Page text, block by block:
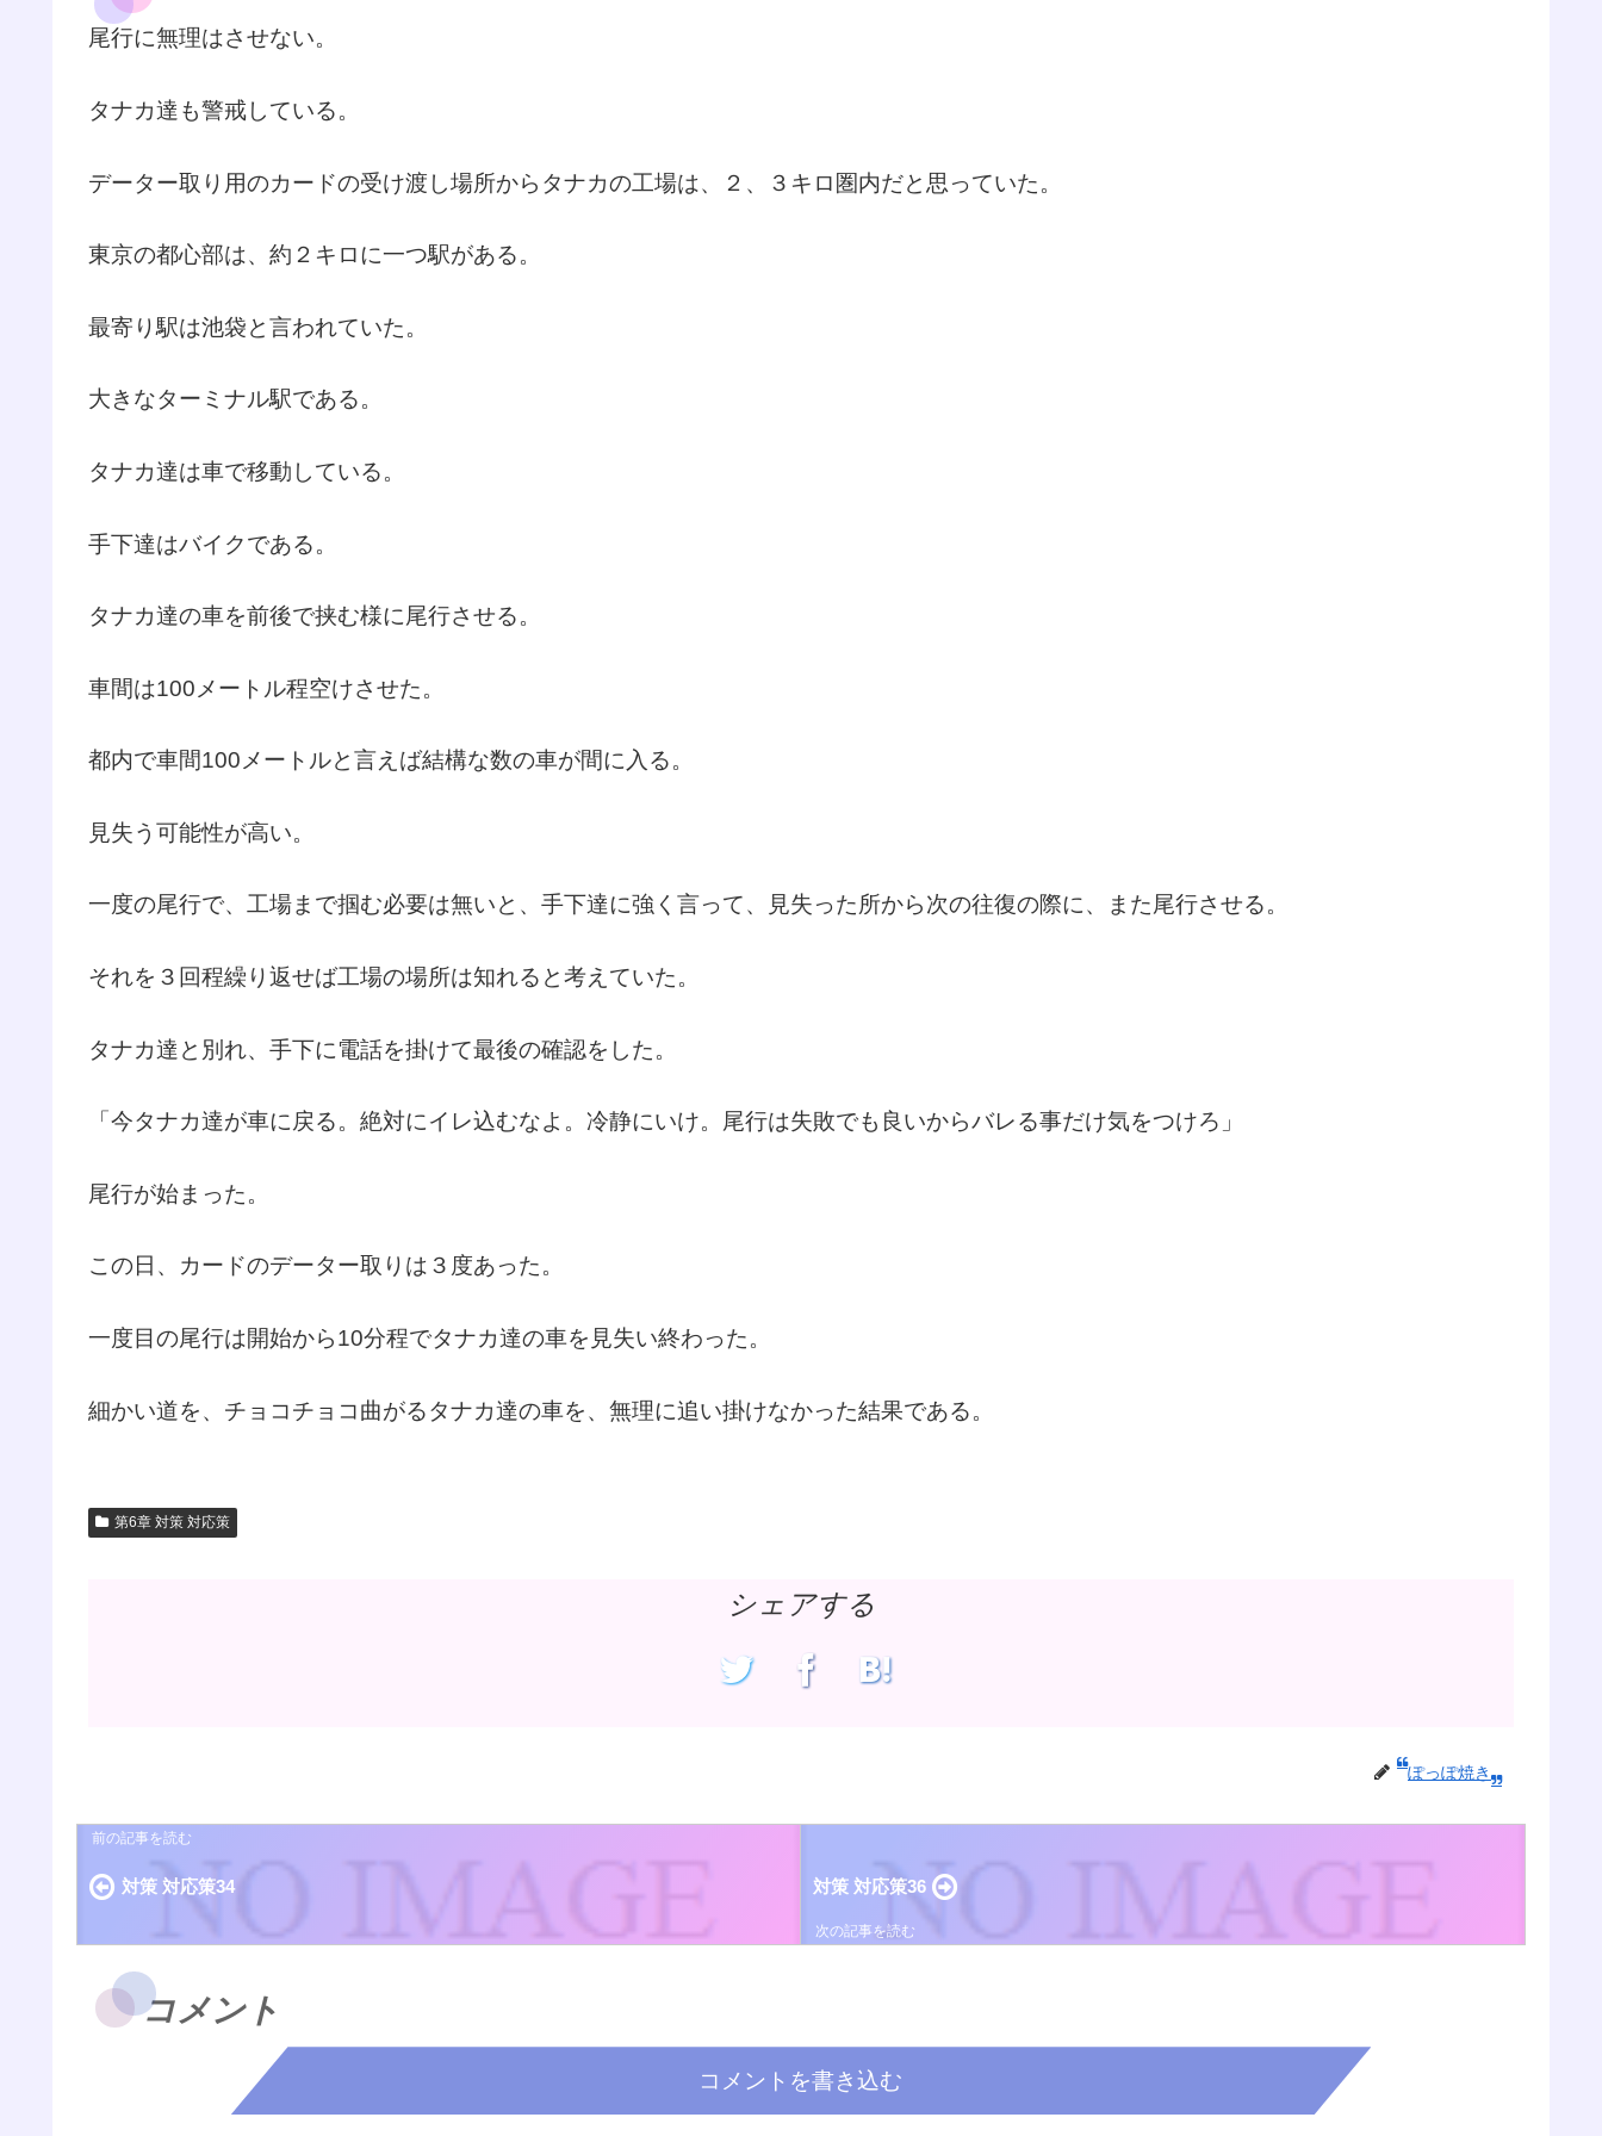
尾行に無理はさせない。
タナカ達も警戒している。
データー取り用のカードの受け渡し場所からタナカの工場は、２、３キロ圏内だと思っていた。
東京の都心部は、約２キロに一つ駅がある。
最寄り駅は池袋と言われていた。
大きなターミナル駅である。
タナカ達は車で移動している。
手下達はバイクである。
タナカ達の車を前後で挟む様に尾行させる。
車間は100メートル程空けさせた。
都内で車間100メートルと言えば結構な数の車が間に入る。
見失う可能性が高い。
一度の尾行で、工場まで掴む必要は無いと、手下達に強く言って、見失った所から次の往復の際に、また尾行させる。
それを３回程繰り返せば工場の場所は知れると考えていた。
タナカ達と別れ、手下に電話を掛けて最後の確認をした。
「今タナカ達が車に戻る。絶対にイレ込むなよ。冷静にいけ。尾行は失敗でも良いからバレる事だけ気をつけろ」
尾行が始まった。
この日、カードのデーター取りは３度あった。
一度目の尾行は開始から10分程でタナカ達の車を見失い終わった。
細かい道を、チョコチョコ曲がるタナカ達の車を、無理に追い掛けなかった結果である。
第6章 対策 対応策
シェアする
ぽっぽ焼き
対策 対応策34 対策 対応策36
コメント
コメントを書き込む